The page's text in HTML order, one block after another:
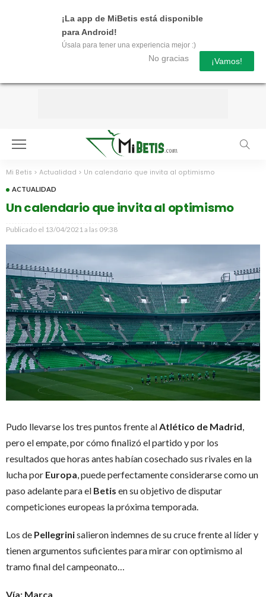
¡La app de MiBetis está disponible
para Android!
Úsala para tener una experiencia mejor :)
No gracias ¡Vamos!
Mi Betis > Actualidad > Un calendario que invita al optimismo
ACTUALIDAD
Un calendario que invita al optimismo
Publicado el 13/04/2021 a las 09:38
Pudo llevarse los tres puntos frente al Atlético de Madrid
pero el empate, por cómo finalizó el partido y por los
resultados que horas antes habían cosechado sus rivales en la
lucha por Europa , puede perfectamente considerarse como un
paso adelante para el Betis en su objetivo de disputar
competiciones europeas la próxima temporada.
Los de Pellegrinisalieron indemnes de su cruce frente al líder y
tienen argumentos suficientes para mirar con optimismo al
tramo final del campeonato…
Vía: Marca